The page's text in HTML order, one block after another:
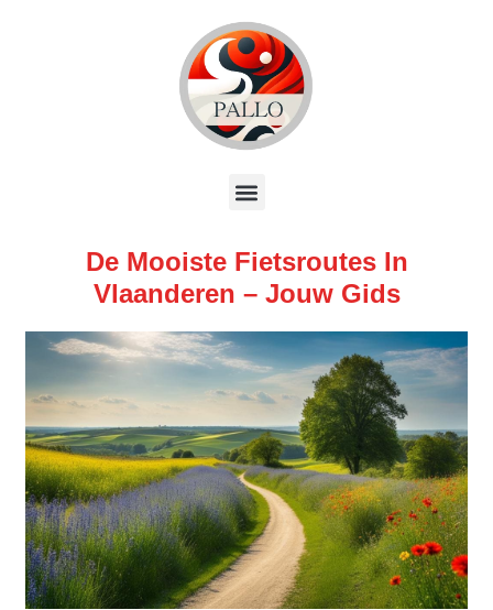
De Mooiste Fietsroutes In
Vlaanderen – Jouw Gids